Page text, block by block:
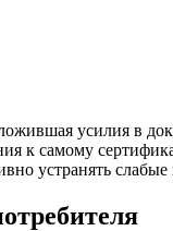
усилия в
к самому
устранять